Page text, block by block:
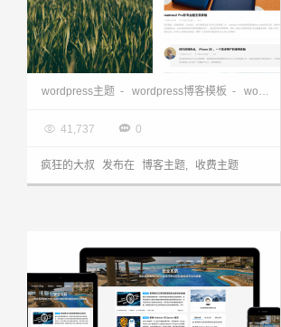
这可能是最适合你的纯写作wordpress模板C.U.X-1 分享
wordpress主题 - wordpress博客模板 - wordpress模板
 41,737  0
疯狂的大叔 发布在 博客主题, 收费主题